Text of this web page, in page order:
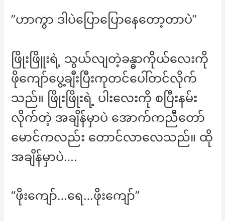
”ဟာကွာ ဒါပဲပြောပြောနေတော့တာပဲ”
ဖြိုးဖြိူးရဲ့ သွယ်လျတဲ့ခန္ဓာကိုယ်လေးကို
ဖိုကျော်ပွေ့ချီးပြီးကုတင်ပေါ်တင်လိုက်
သည်။ ဖြိုးဖြိုးရဲ့ ပါးလေးကို စပြီးနမ်း
လိုက်တဲ့ အချိန်မှာပဲ အောက်ကညီတော်
မောင်ကလည်း တောင်လာလေသည်။ ထို
အချိန်မှာပဲ….
“ဖိုးကျော်…ရေ…ဖိုးကျော်”